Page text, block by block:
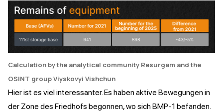
Calculation by the analytical community Resurgam and the
OSINT group Viyskovyi Vishchun
Hier ist es viel interessanter. Es haben aktive Bewegungen in
der Zone des Friedhofs begonnen, wo sich BMP-1 befanden.